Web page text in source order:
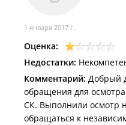
1 января 2017 г.
Оценка:
Недостатки:
Комментарий: Добрый
обращения для
СК. Выполнили осмотр
обращаться к